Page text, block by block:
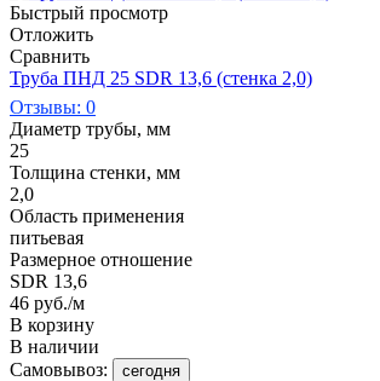
Быстрый просмотр
Отложить
Сравнить
Труба ПНД 25 SDR 13,6 (стенка 2,0)
Отзывы: 0
Диаметр трубы, мм
25
Толщина стенки, мм
2,0
Область применения
питьевая
Размерное отношение
SDR 13,6
46 руб./м
В корзину
В наличии
Самовывоз:
сегодня